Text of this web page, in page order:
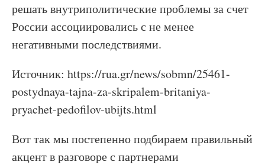
решать внутриполитические проблемы за счет
России ассоциировались с не менее
негативными последствиями.
Источник: https://rua.gr/news/sobmn/25461-
postydnaya-tajna-za-skripalem-britaniya-
pryachet-pedofilov-ubijts.html
Вот так мы постепенно подбираем правильный
акцент в разговоре с партнерами